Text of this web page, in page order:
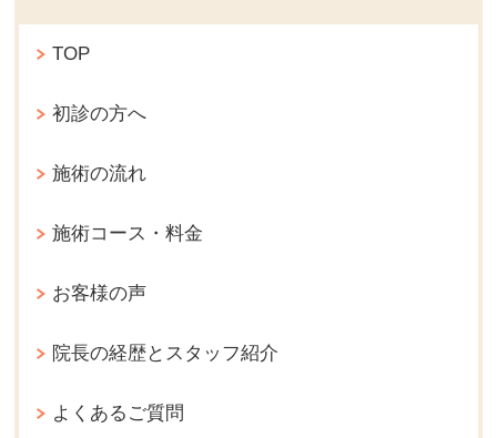
TOP
初診の方へ
施術の流れ
施術コース・料金
お客様の声
院長の経歴とスタッフ紹介
よくあるご質問